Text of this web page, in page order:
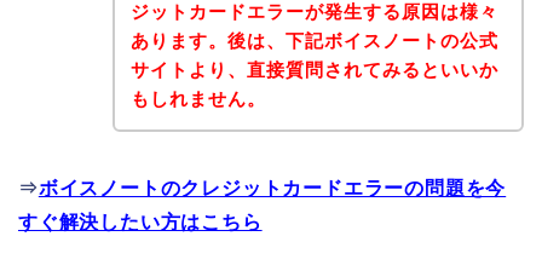
ジットカードエラーが発生する原因は様々
あります。後は、下記ボイスノートの公式
サイトより、直接質問されてみるといいか
もしれません。
⇒ボイスノートのクレジットカードエラーの問題を今
すぐ解決したい方はこちら